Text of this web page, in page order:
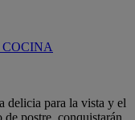
delicia para la vista y el
de postre, conquistarán